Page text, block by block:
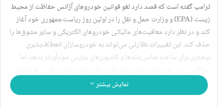
ترامپ گفته است که قصد دارد لغو قوانین خودروهای آژانس حفاظت از محیط
زیست (EPA) و وزارت حمل و نقل را در اولین روز ریاست‌جمهوری خود آغاز
کند و در نظر دارد معافیت‌های مالیاتی خودروهای الکتریکی و سایر مشوق‌ها را
حذف کند. این تغییرات نظارتی می‌تواند به خودروسازان انعطاف‌پذیری
بیشتری برای ساخت شاسی‌بلندها و کامیون‌های بنزینی سودآورتر بدهد، اما
تولید ایجاد می‌کند.
نمایش بیشتر